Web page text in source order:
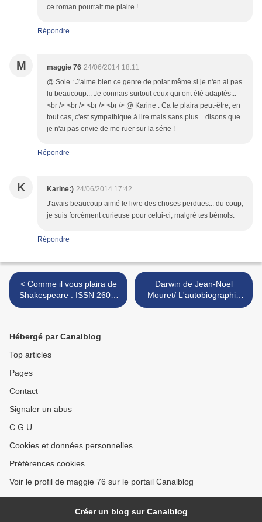
ce roman pourrait me plaire !
Répondre
M maggie 76 24/06/2014 18:11
@ Soie : J'aime bien ce genre de polar même si je n'en ai pas
lu beaucoup... Je connais surtout ceux qui ont été adaptés...
<br /> <br /> <br /> <br /> @ Karine : Ca te plaira peut-être, en
tout cas, c'est sympathique à lire mais sans plus... disons que
je n'ai pas envie de me ruer sur la série !
Répondre
K Karine:) 24/06/2014 17:42
J'avais beaucoup aimé le livre des choses perdues... du coup,
je suis forcément curieuse pour celui-ci, malgré tes bémols.
Répondre
< Comme il vous plaira de
Shakespeare : ISSN 2607-
0006
Darwin de Jean-Noel
Mouret/ L'autobiographie
de Darwin : ISSN 2607-
Hébergé par Canalblog
Top articles
Pages
Contact
Signaler un abus
C.G.U.
Cookies et données personnelles
Préférences cookies
Voir le profil de maggie 76 sur le portail Canalblog
Créer un blog sur Canalblog